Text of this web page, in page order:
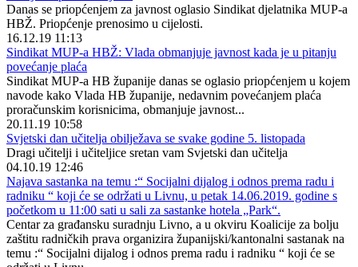
Danas se priopćenjem za javnost oglasio Sindikat djelatnika MUP-a
HBŽ. Priopćenje prenosimo u cijelosti.
16.12.19 11:13
Sindikat MUP-a HBŽ: Vlada obmanjuje javnost kada je u pitanju
povećanje plaća
Sindikat MUP-a HB županije danas se oglasio priopćenjem u kojem
navode kako Vlada HB županije, nedavnim povećanjem plaća
proračunskim korisnicima, obmanjuje javnost...
20.11.19 10:58
Svjetski dan učitelja obilježava se svake godine 5. listopada
Dragi učitelji i učiteljice sretan vam Svjetski dan učitelja
04.10.19 12:46
Najava sastanka na temu :“ Socijalni dijalog i odnos prema radu i
radniku “ koji će se održati u Livnu, u petak 14.06.2019. godine s
početkom u 11:00 sati u sali za sastanke hotela „Park“.
Centar za građansku suradnju Livno, a u okviru Koalicije za bolju
zaštitu radničkih prava organizira županijski/kantonalni sastanak na
temu :“ Socijalni dijalog i odnos prema radu i radniku “ koji će se